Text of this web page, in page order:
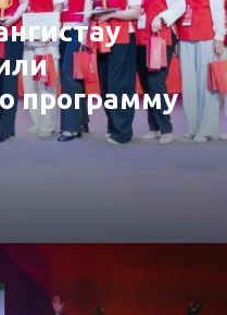
программу